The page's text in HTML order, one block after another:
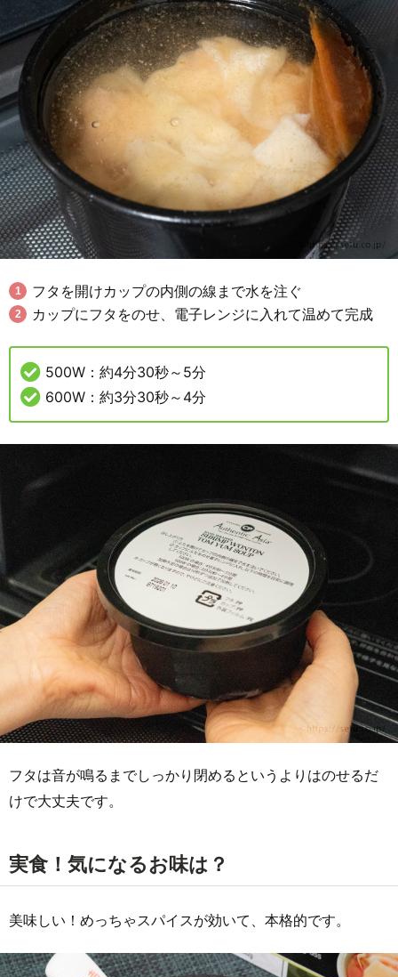
フタを開けカップの内側の線まで水を注ぐ
カップにフタをのせ、電子レンジに入れて温めて完成
500W：約4分30秒～5分
600W：約3分30秒～4分
フタは音が鳴るまでしっかり閉めるというよりはのせるだ
けで大丈夫です。
実食！気になるお味は？
美味しい！めっちゃスパイスが効いて、本格的です。